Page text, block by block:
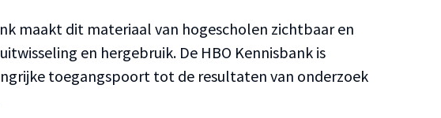
maakt dit materiaal van hogescholen zichtbaar en
en hergebruik. De HBO Kennisbank is
toegangspoort tot de resultaten van onderzoek